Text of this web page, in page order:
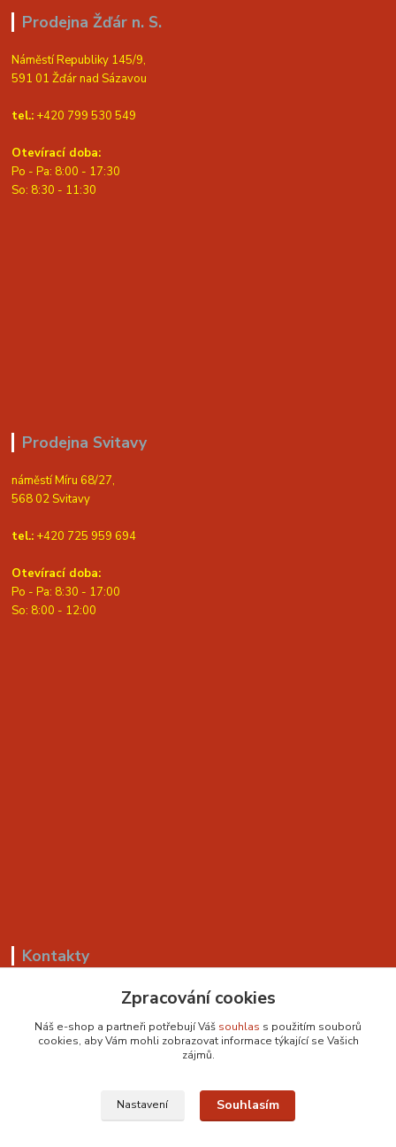
Prodejna Žďár n. S.
Náměstí Republiky 145/9,
591 01 Žďár nad Sázavou
tel.: +420 799 530 549
Otevírací doba:
Po - Pa: 8:00 - 17:30
So: 8:30 - 11:30
Prodejna Svitavy
náměstí Míru 68/27,
568 02 Svitavy
tel.: +420 725 959 694
Otevírací doba:
Po - Pa: 8:30 - 17:00
So: 8:00 - 12:00
Kontakty
+420 799 530 549
sedackyvysocina@seznam.cz
Zpracování cookies
Náš e-shop a partneři potřebují Váš souhlas s použitím souborů
cookies, aby Vám mohli zobrazovat informace týkající se Vašich
zájmů.
Nastavení Souhlasím